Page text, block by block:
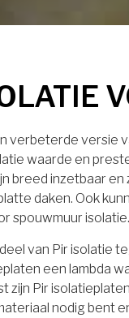
verbeterde versie
waarde en
breed inzetbaar
daken. Ook
spouwmuur isolatie.
van Pir isolatie
een lambda
zijn Pir
nodig bent